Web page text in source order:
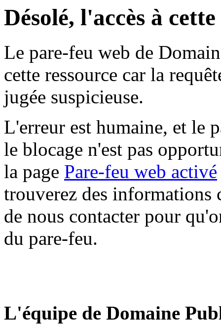
Désolé, l'accès à
Le pare-feu web de
cette ressource car la
jugée suspicieuse.
L'erreur est humaine, et le
le blocage n'est pas
la page Pare-feu web activé
trouverez des informations
de nous contacter pour
du pare-feu.
L'équipe de Domaine